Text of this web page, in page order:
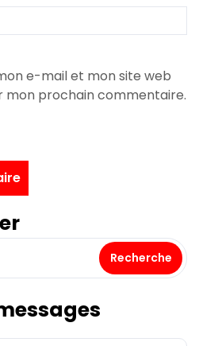
e-mail et mon site web
mon prochain commentaire.
Recherche